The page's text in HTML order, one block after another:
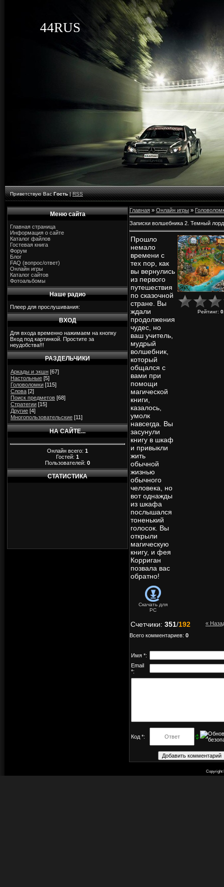
44RUS
Приветствую Вас Гость|RSS
Меню сайта
Главная страница
Информация о сайте
Каталог файлов
Гостевая книга
Форум
Блог
FAQ (вопрос/ответ)
Онлайн игры
Каталог сайтов
Фотоальбомы
Наше радио
Плеер для прослушивания:
ВХОД
Для входа временно нажимаем на кнопку
Вход под картинкой. Простите за
неудобства!!!
РАЗДЕЛЬЧИКИ
Аркады и экшн [67]
Настольные [5]
Головоломки [115]
Слова [2]
Поиск предметов [68]
Стратегии [15]
Другие [4]
Многопользовательские [11]
НА САЙТЕ...
Онлайн всего: 1
Гостей: 1
Пользователей: 0
СТАТИСТИКА
Главная » Онлайн игры »
Записки волшебника 2. Темный лорд
Прошло
немало
времени с
тех пор, как
вы вернулись
из первого
путешествия
по сказочной
стране. Вы
ждали
продолжения
чудес, но
ваш учитель,
мудрый
волшебник,
который
общался с
вами при
помощи
магической
книги,
казалось,
умолк
навсегда. Вы
засунули
книгу в шкаф
и привыкли
жить
обычной
жизнью
обычного
человека, но
вот однажды
из шкафа
послышался
тоненький
голосок. Вы
открыли
магическую
книгу, и фея
Корриган
позвала вас
обратно!
Скачать для
PC
Рейтинг:
«
Счетчики: 351/192
Всего комментариев: 0
Имя *:
Email
*:
Код *:
Copyright